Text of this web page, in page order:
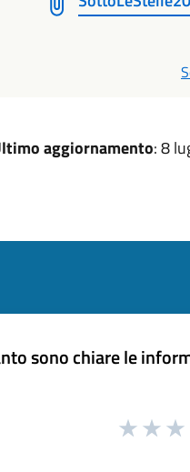
aggiornamento: 8
sono chiare le